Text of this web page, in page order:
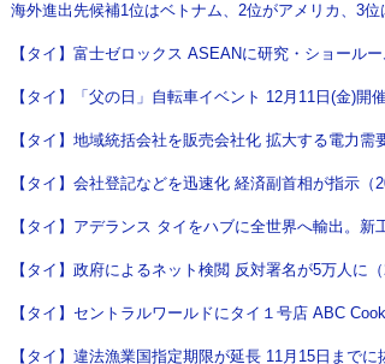
海外進出先候補1位はベトナム、2位がアメリカ、3位
【タイ】富士ゼロックス ASEANに研究・ショール
【タイ】「父の日」自転車イベント 12月11日(金)開
【タイ】地域統括会社を販売会社化 拡大する電力需
【タイ】会社登記などを迅速化 経済副首相が指示（
【タイ】アデランス タイをハブに全世界へ輸出。新
【タイ】政府によるネット検閲 反対署名が5万人に（
【タイ】セントラルワールドにタイ１号店 ABC
【タイ】違法漁業国指定期限が延長 11月15日までに